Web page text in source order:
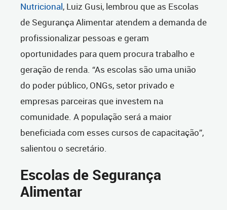
Nutricional, Luiz Gusi, lembrou que as Escolas
de Segurança Alimentar atendem a demanda de
profissionalizar pessoas e geram
oportunidades para quem procura trabalho e
geração de renda. “As escolas são uma união
do poder público, ONGs, setor privado e
empresas parceiras que investem na
comunidade. A população será a maior
beneficiada com esses cursos de capacitação”,
salientou o secretário.
Escolas de Segurança
Alimentar